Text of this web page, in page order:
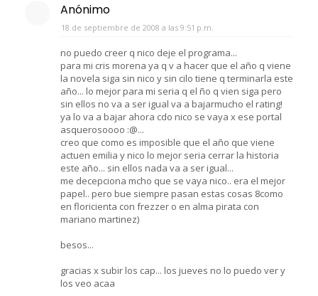
Anónimo
18 de septiembre de 2008 a las 9:51 p.m.
no puedo creer q nico deje el programa...
para mi cris morena ya q v a hacer que el año q viene
la novela siga sin nico y sin cilo tiene q terminarla este
año... lo mejor para mi seria q el ño q vien siga pero
sin ellos no va a ser igual va a bajarmucho el rating!
ya lo va a bajar ahora cdo nico se vaya x ese portal
asquerosoooo :@...
creo que como es imposible que el año que viene
actuen emilia y nico lo mejor seria cerrar la historia
este año... sin ellos nada va a ser igual...
me decepciona mcho que se vaya nico.. era el mejor
papel.. pero bue siempre pasan estas cosas 8como
en floricienta con frezzer o en alma pirata con
mariano martinez)
besos...
gracias x subir los cap... los jueves no lo puedo ver y
los veo acaa